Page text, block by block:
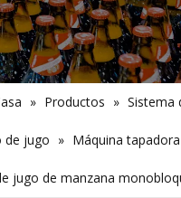
» Productos » Sistema
de jugo » Máquina
jugo de manzana